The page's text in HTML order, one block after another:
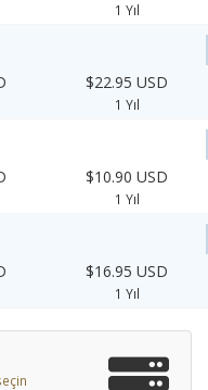
1 Yıl
$22.95 USD
1 Yıl
$10.90 USD
1 Yıl
$16.95 USD
1 Yıl